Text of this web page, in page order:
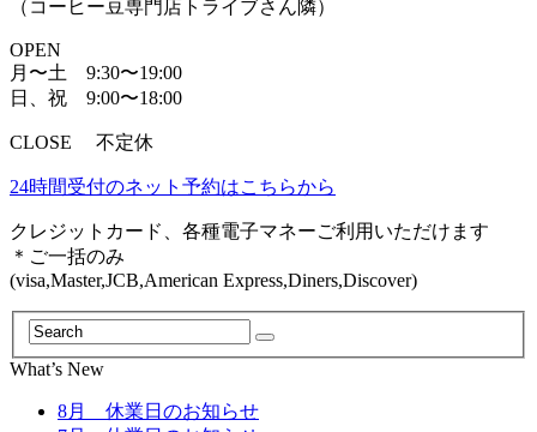
（コーヒー豆専門店トライブさん隣）
OPEN
月〜土 9:30〜19:00
日、祝 9:00〜18:00
CLOSE 不定休
24時間受付のネット予約はこちらから
クレジットカード、各種電子マネーご利用いただけます
＊ご一括のみ
(visa,Master,JCB,American Express,Diners,Discover)
What’s New
8月 休業日のお知らせ